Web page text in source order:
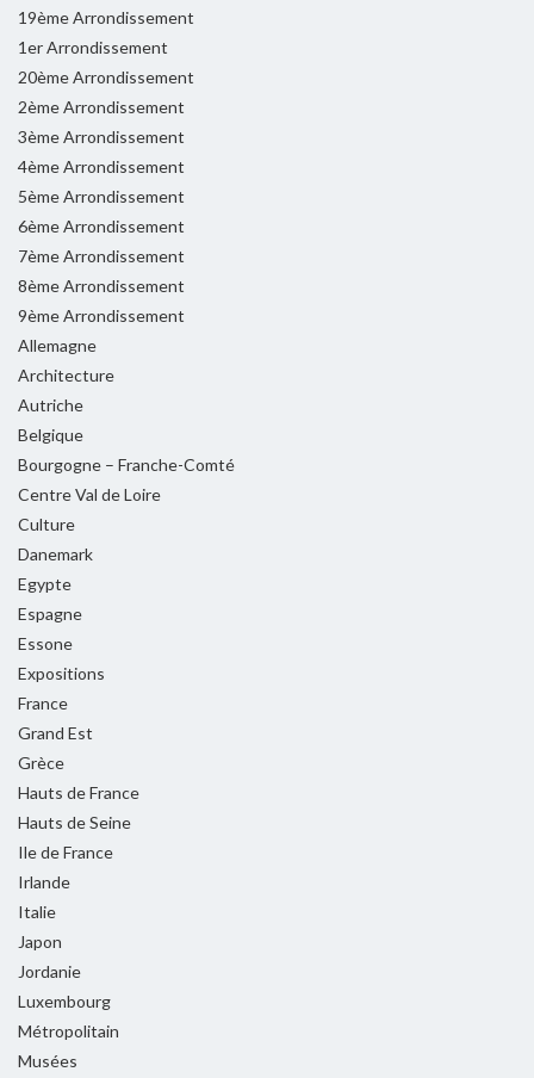
19ème Arrondissement
1er Arrondissement
20ème Arrondissement
2ème Arrondissement
3ème Arrondissement
4ème Arrondissement
5ème Arrondissement
6ème Arrondissement
7ème Arrondissement
8ème Arrondissement
9ème Arrondissement
Allemagne
Architecture
Autriche
Belgique
Bourgogne – Franche-Comté
Centre Val de Loire
Culture
Danemark
Egypte
Espagne
Essone
Expositions
France
Grand Est
Grèce
Hauts de France
Hauts de Seine
Ile de France
Irlande
Italie
Japon
Jordanie
Luxembourg
Métropolitain
Musées